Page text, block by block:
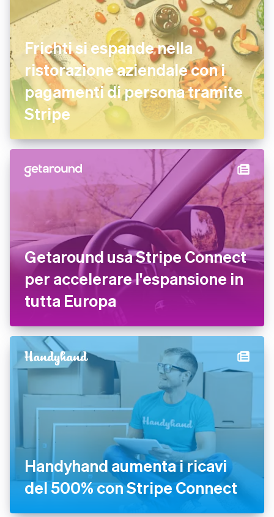
Frichti si espande nella
ristorazione aziendale con i
pagamenti di persona tramite
Stripe
Getaround usa Stripe Connect
per accelerare l'espansione in
tutta Europa
Handyhand aumenta i ricavi
del 500% con Stripe Connect